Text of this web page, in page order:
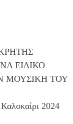
ΕΙΔΙΚΟ
ΜΟΥΣΙΚΗ ΤΟΥ
2024